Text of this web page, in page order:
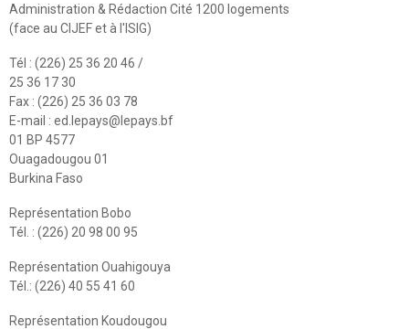
Administration & Rédaction Cité 1200 logements
(face au CIJEF et à l'ISIG)
Tél : (226) 25 36 20 46 /
25 36 17 30
Fax : (226) 25 36 03 78
E-mail : ed.lepays@lepays.bf
01 BP 4577
Ouagadougou 01
Burkina Faso
Représentation Bobo
Tél. : (226) 20 98 00 95
Représentation Ouahigouya
Tél.: (226) 40 55 41 60
Représentation Koudougou